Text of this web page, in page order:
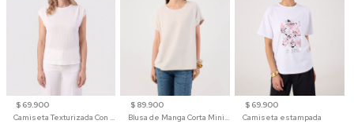
$ 69.900
$ 89.900
$ 69.900
Camiseta estampada